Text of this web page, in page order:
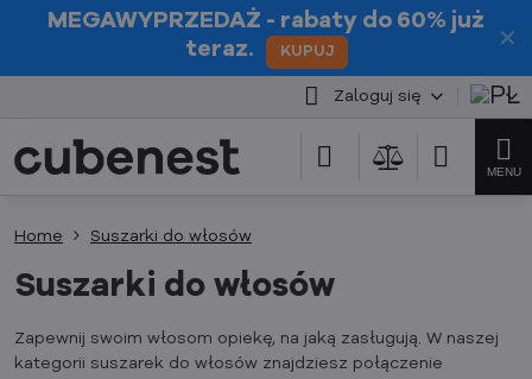
✕
MEGAWYPRZEDAŻ - rabaty do 60% już
teraz.
KUPUJ
Zaloguj się
Home Suszarki do włosów
Suszarki do włosów
Zapewnij swoim włosom opiekę, na jaką zasługują. W naszej
kategorii suszarek do włosów znajdziesz połączenie